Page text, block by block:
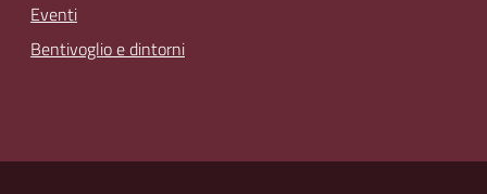
Eventi
Bentivoglio e dintorni